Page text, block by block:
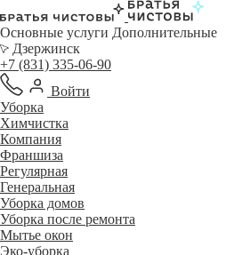
Основные услуги Дополнительные
Дзержинск
+7 (831) 335-06-90
Войти
Уборка
Химчистка
Компания
Франшиза
Регулярная
Генеральная
Уборка домов
Уборка после ремонта
Мытье окон
Эко-уборка